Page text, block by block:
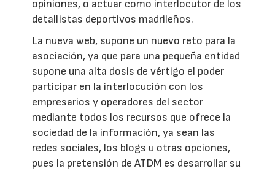
opiniones, o actuar como interlocutor de los
detallistas deportivos madrileños.
La nueva web, supone un nuevo reto para la
asociación, ya que para una pequeña entidad
supone una alta dosis de vértigo el poder
participar en la interlocución con los
empresarios y operadores del sector
mediante todos los recursos que ofrece la
sociedad de la información, ya sean las
redes sociales, los blogs u otras opciones,
pues la pretensión de ATDM es desarrollar su